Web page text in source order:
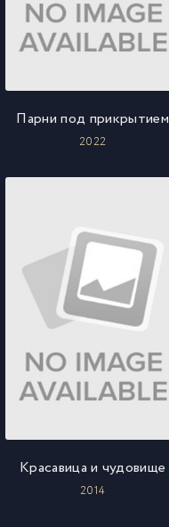
Парни под прикрытием
2022
Красавица и чудовище
2014